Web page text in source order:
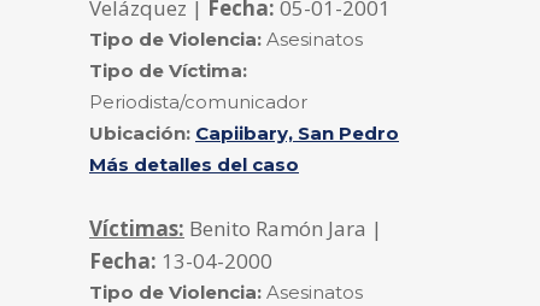
Velázquez | Fecha: 05-01-2001
Tipo de Violencia: Asesinatos
Tipo de Víctima:
Periodista/comunicador
Ubicación: Capiibary, San Pedro
Más detalles del caso
Víctimas: Benito Ramón Jara |
Fecha: 13-04-2000
Tipo de Violencia: Asesinatos